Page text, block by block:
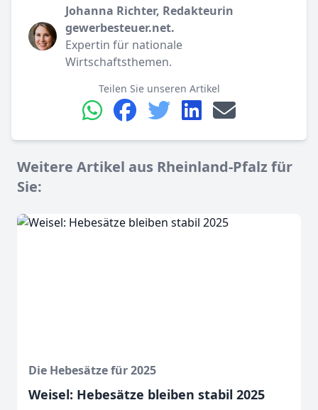
Johanna Richter, Redakteurin
gewerbesteuer.net.
Expertin für nationale
Wirtschaftsthemen.
Teilen Sie unseren Artikel
Weitere Artikel aus Rheinland-Pfalz für
Sie:
Die Hebesätze für 2025
Weisel: Hebesätze bleiben stabil 2025